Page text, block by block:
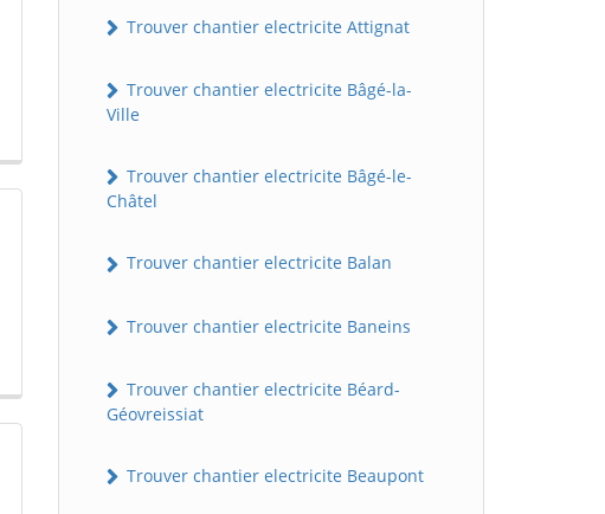
Trouver chantier electricite Attignat
Trouver chantier electricite Bâgé-la-
Ville
Trouver chantier electricite Bâgé-le-
Châtel
Trouver chantier electricite Balan
Trouver chantier electricite Baneins
Trouver chantier electricite Béard-
Géovreissiat
Trouver chantier electricite Beaupont